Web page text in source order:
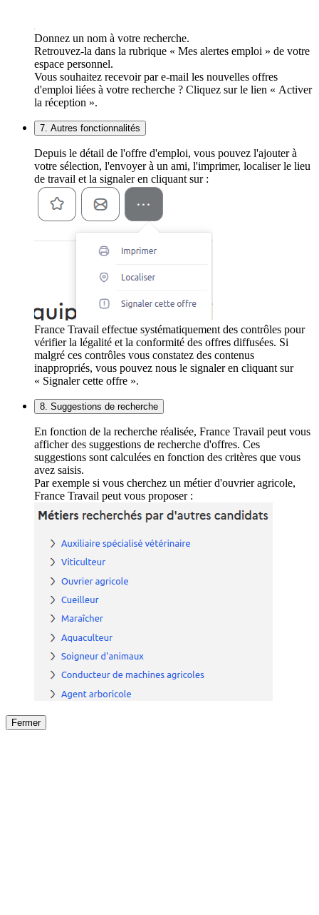
Donnez un nom à votre recherche.
Retrouvez-la dans la rubrique « Mes alertes emploi » de votre
espace personnel.
Vous souhaitez recevoir par e-mail les nouvelles offres
d'emploi liées à votre recherche ? Cliquez sur le lien « Activer
la réception ».
7. Autres fonctionnalités
Depuis le détail de l'offre d'emploi, vous pouvez l'ajouter à
votre sélection, l'envoyer à un ami, l'imprimer, localiser le lieu
de travail et la signaler en cliquant sur :
France Travail effectue systématiquement des contrôles pour
vérifier la légalité et la conformité des offres diffusées. Si
malgré ces contrôles vous constatez des contenus
inappropriés, vous pouvez nous le signaler en cliquant sur
« Signaler cette offre ».
8. Suggestions de recherche
En fonction de la recherche réalisée, France Travail peut vous
afficher des suggestions de recherche d'offres. Ces
suggestions sont calculées en fonction des critères que vous
avez saisis.
Par exemple si vous cherchez un métier d'ouvrier agricole,
France Travail peut vous proposer :
Fermer